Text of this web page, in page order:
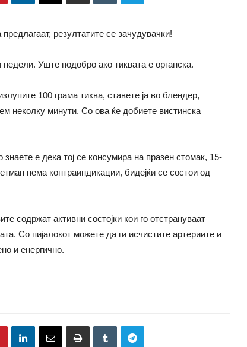
резултатите се зачудувачки!
недели. Уште подобро ако тиквата е органска.
100 грама тиква, ставете ја во блендер,
неколку минути. Со ова ќе добиете вистинска
знаете е дека тој се консумира на празен стомак, 15-
нема контраиндикации, бидејќи се состои од
содржат активни состојки кои го отстрануваат
Со пијалокот можете да ги исчистите артериите и
и енергично.